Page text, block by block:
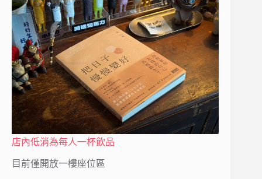
店內低消為每人一杯飲品
目前僅開放一樓座位區